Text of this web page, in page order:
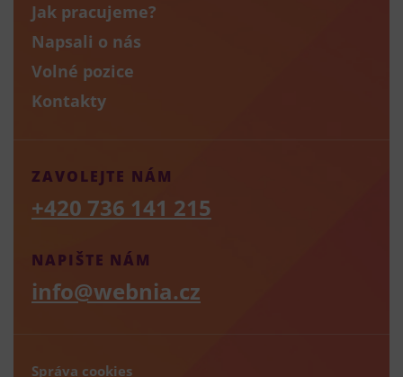
Jak pracujeme?
Napsali o nás
Volné pozice
Kontakty
NAPIŠTE NÁM
info@webnia.cz
ZAVOLEJTE NÁM
+420 736 141 215
Správa cookies